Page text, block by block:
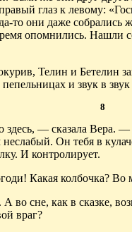
глаз к левому:
то они даже собрались
опомнились. Нашли
Телин и Бетелин
и звук в
8
здесь, — сказала Вера.
неслабый. Он тебя в
И контролирует.
Какая колбочка? Во
во сне, как в сказке,
враг?